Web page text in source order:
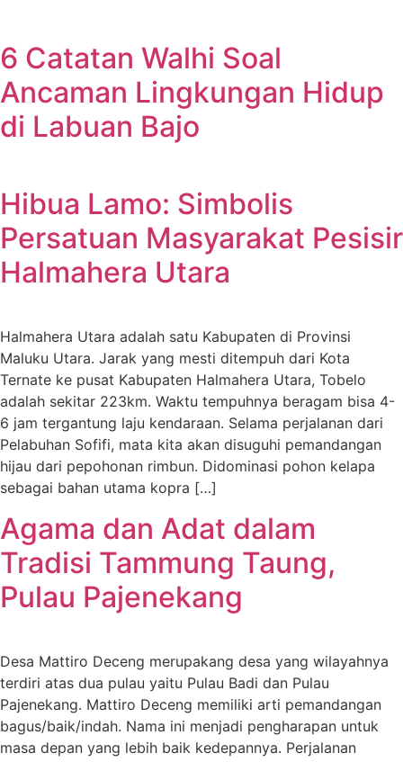
6 Catatan Walhi Soal
Ancaman Lingkungan Hidup
di Labuan Bajo
Hibua Lamo: Simbolis
Persatuan Masyarakat Pesisir
Halmahera Utara
Halmahera Utara adalah satu Kabupaten di Provinsi
Maluku Utara. Jarak yang mesti ditempuh dari Kota
Ternate ke pusat Kabupaten Halmahera Utara, Tobelo
adalah sekitar 223km. Waktu tempuhnya beragam bisa 4-
6 jam tergantung laju kendaraan. Selama perjalanan dari
Pelabuhan Sofifi, mata kita akan disuguhi pemandangan
hijau dari pepohonan rimbun. Didominasi pohon kelapa
sebagai bahan utama kopra […]
Agama dan Adat dalam
Tradisi Tammung Taung,
Pulau Pajenekang
Desa Mattiro Deceng merupakang desa yang wilayahnya
terdiri atas dua pulau yaitu Pulau Badi dan Pulau
Pajenekang. Mattiro Deceng memiliki arti pemandangan
bagus/baik/indah. Nama ini menjadi pengharapan untuk
masa depan yang lebih baik kedepannya. Perjalanan